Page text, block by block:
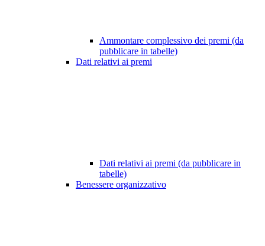
Ammontare complessivo dei premi (da
pubblicare in tabelle)
Dati relativi ai premi
Dati relativi ai premi (da pubblicare in
tabelle)
Benessere organizzativo